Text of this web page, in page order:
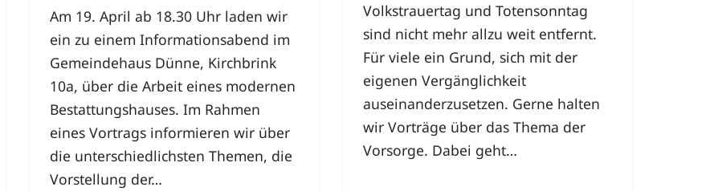
Am 19. April ab 18.30 Uhr laden wir
ein zu einem Informationsabend im
Gemeindehaus Dünne, Kirchbrink
10a, über die Arbeit eines modernen
Bestattungshauses. Im Rahmen
eines Vortrags informieren wir über
die unterschiedlichsten Themen, die
Vorstellung der…
Volkstrauertag und Totensonntag
sind nicht mehr allzu weit entfernt.
Für viele ein Grund, sich mit der
eigenen Vergänglichkeit
auseinanderzusetzen. Gerne halten
wir Vorträge über das Thema der
Vorsorge. Dabei geht…